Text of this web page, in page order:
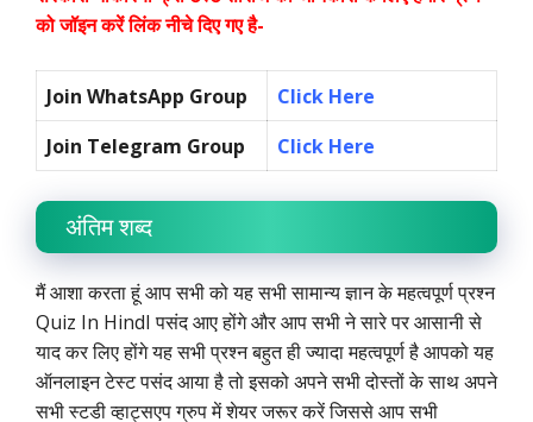
को जॉइन करें लिंक नीचे दिए गए है-
Join WhatsApp Group
Click Here
Join Telegram Group
Click Here
अंतिम शब्द
मैं आशा करता हूं आप सभी को यह सभी सामान्य ज्ञान के महत्वपूर्ण प्रश्न
Quiz In HindI पसंद आए होंगे और आप सभी ने सारे पर आसानी से
याद कर लिए होंगे यह सभी प्रश्न बहुत ही ज्यादा महत्वपूर्ण है आपको यह
ऑनलाइन टेस्ट पसंद आया है तो इसको अपने सभी दोस्तों के साथ अपने
सभी स्टडी व्हाट्सएप ग्रुप में शेयर जरूर करें जिससे आप सभी